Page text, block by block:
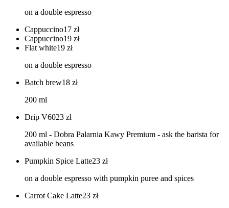
on a double espresso
Cappuccino17 zł
Cappuccino19 zł
Flat white19 zł
on a double espresso
Batch brew18 zł
200 ml
Drip V6023 zł
200 ml - Dobra Palarnia Kawy Premium - ask the barista for
available beans
Pumpkin Spice Latte23 zł
on a double espresso with pumpkin puree and spices
Carrot Cake Latte23 zł